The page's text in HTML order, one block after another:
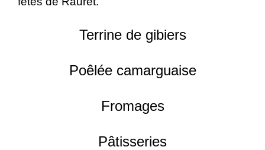
Terrine de gibiers
Poêlée camarguaise
Fromages
Pâtisseries